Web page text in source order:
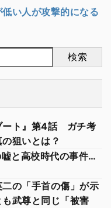
低い人が攻撃的になる
検索
ート』第4話 ガチ考
狙いとは？
嘘と高校時代の事件…
二の「手首の傷」が示
武尊と同じ「被害